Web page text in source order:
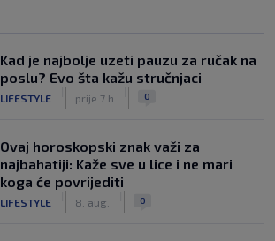
Kad je najbolje uzeti pauzu za ručak na
poslu? Evo šta kažu stručnjaci
LIFESTYLE prije 7 h 0
Ovaj horoskopski znak važi za
najbahatiji: Kaže sve u lice i ne mari
koga će povrijediti
LIFESTYLE 8. aug. 0